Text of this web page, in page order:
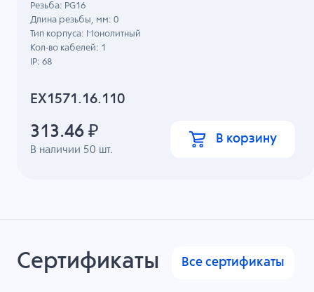
EX1571.16.110
В наличии 50 шт.
Резьба: PG16
Длина резьбы, мм: 0
Тип корпуса: Монолитный
Кол-во кабелей: 1
IP: 68
313.46 ₽ В корзину
Сертификаты Все сертификаты